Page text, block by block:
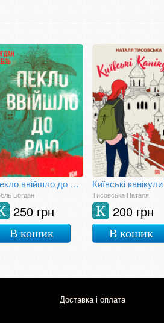
Пекло ввійшло до раю
Богдан
250 грн
В кошик
Київські канікули
Тисовська Наталя
200 грн
К
В кошик
Доставка і оплата